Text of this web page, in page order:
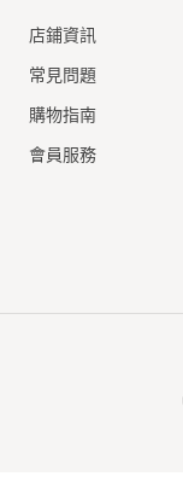
店鋪資訊
常見問題
購物指南
會員服務